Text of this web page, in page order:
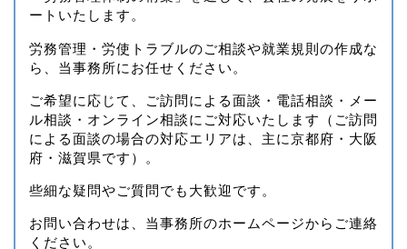
ートいたします。
労務管理・労使トラブルのご相談や就業規則の作成な
ら、当事務所にお任せください。
ご希望に応じて、ご訪問による面談・電話相談・メー
ル相談・オンライン相談にご対応いたします（ご訪問
による面談の場合の対応エリアは、主に京都府・大阪
府・滋賀県です）。
些細な疑問やご質問でも大歓迎です。
お問い合わせは、当事務所のホームページからご連絡
ください。